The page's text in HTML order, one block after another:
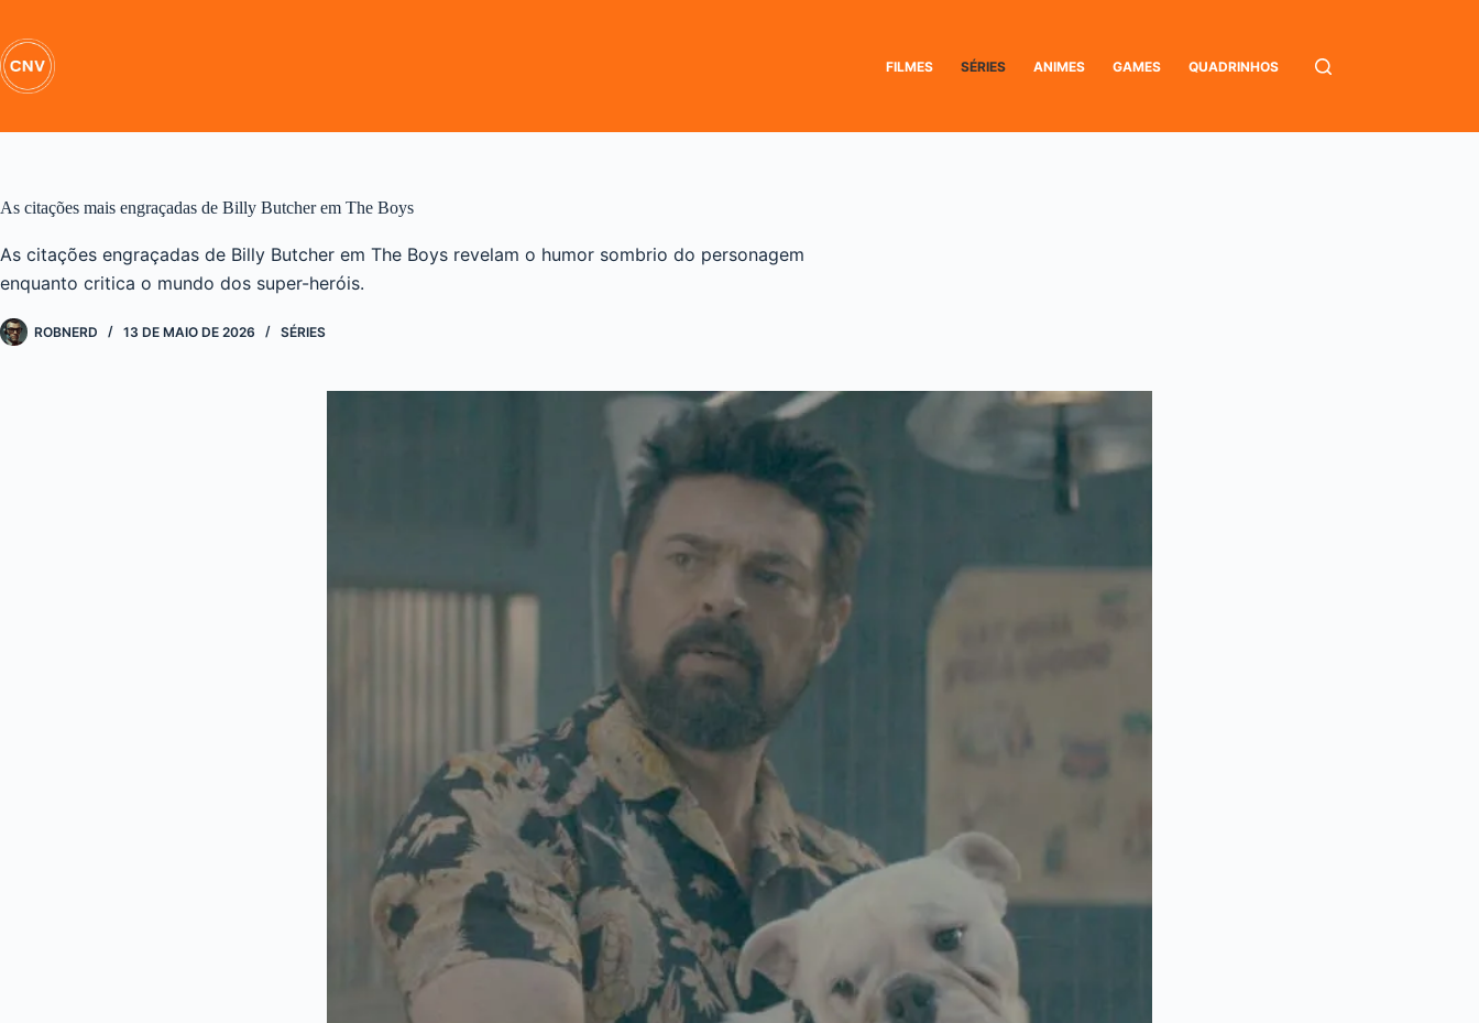
o
conteúdo
FILMES SÉRIES ANIMES GAMES QUADRINHOS
As citações mais engraçadas de Billy Butcher em The Boys
As citações engraçadas de Billy Butcher em The Boys revelam o humor sombrio do personagem
enquanto critica o mundo dos super-heróis.
ROBNERD 13 DE MAIO DE 2026 SÉRIES